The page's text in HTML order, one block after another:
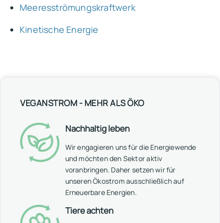
Meeresströmungskraftwerk
Kinetische Energie
VEGANSTROM - MEHR ALS ÖKO
Nachhaltig leben
Wir engagieren uns für die Energiewende
und möchten den Sektor aktiv
voranbringen. Daher setzen wir für
unseren Ökostrom ausschließlich auf
Erneuerbare Energien.
Tiere achten